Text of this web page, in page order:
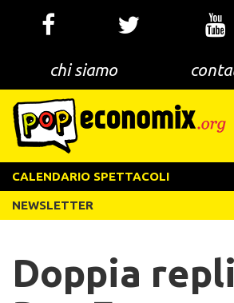
chi siamo
CALENDARIO SPETTACOLI
NEWSLETTER
Doppia